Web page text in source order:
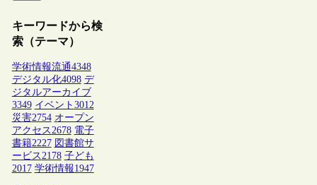
キーワードから検
索（テーマ）
学術情報流通4348
デジタル化4098 デ
ジタルアーカイブ
3349 イベント 3012
災害2754 オープン
アクセス2678 電子
書籍2227 図書館サ
ービス2178 子ども
2017 学術情報1947